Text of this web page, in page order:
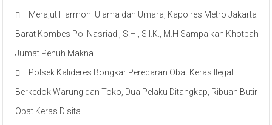
Merajut Harmoni Ulama dan Umara, Kapolres Metro Jakarta
Barat Kombes Pol Nasriadi, S.H., S.I.K., M.H Sampaikan Khotbah
Jumat Penuh Makna
Polsek Kalideres Bongkar Peredaran Obat Keras Ilegal
Berkedok Warung dan Toko, Dua Pelaku Ditangkap, Ribuan Butir
Obat Keras Disita